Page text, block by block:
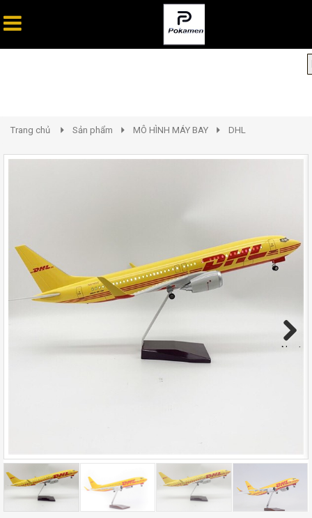
Trang chủ Sản phẩm MÔ HÌNH MÁY BAY DHL
Next